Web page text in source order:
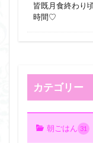
皆既月食終わり
時間♡
カテゴリー
朝ごはん 31